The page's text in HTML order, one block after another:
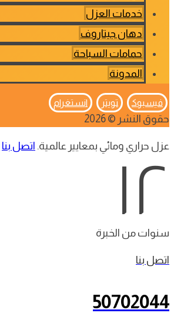
خدمات العزل
دهان جيتاروف
حمامات السباحة
المدونة
فيسبوك تويتر انستغرام
حقوق النشر © 2026
عزل حراري ومائي بمعايير عالمية. اتصل بنا
١٢
سنوات من الخبرة
اتصل بنا
50702044